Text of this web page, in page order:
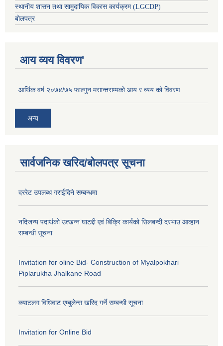
स्थानीय शासन तथा सामुदायिक विकास कार्यक्रम (LGCDP)
बोलपत्र
आय व्यय विवरण'
आर्थिक वर्ष २०७४/७५ फाल्गुन मसान्तसम्मको आय र व्यय को विवरण
अन्य
सार्वजनिक खरिद/बोलपत्र सूचना
दररेट उपलब्ध गराईदिने सम्बन्धमा
नदिजन्य पदार्थको उत्खन्न घाटद्दी एवं बिक्रि कार्यको सिलबन्दी दरभाउ आव्हान
सम्बन्धी सूचना
Invitation for oline Bid- Construction of Myalpokhari
Piplarukha Jhalkane Road
क्याटलग विधिवाट एम्बुलेन्स खरिद गर्ने सम्बन्धी सूचना
Invitation for Online Bid